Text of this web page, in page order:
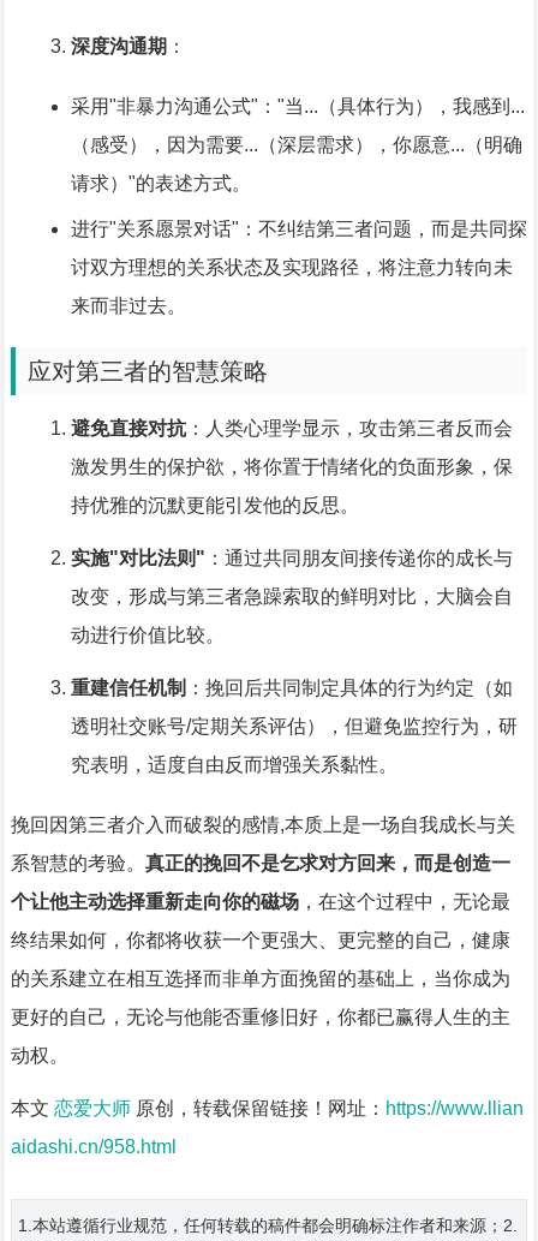
深度沟通期 ：
采用"非暴力沟通公式"："当...（具体行为），我感到...
（感受），因为需要...（深层需求），你愿意...（明确
请求）"的表述方式。
进行"关系愿景对话"：不纠结第三者问题，而是共同探
讨双方理想的关系状态及实现路径，将注意力转向未
来而非过去。
应对第三者的智慧策略
避免直接对抗：人类心理学显示，攻击第三者反而会
激发男生的保护欲，将你置于情绪化的负面形象，保
持优雅的沉默更能引发他的反思。
实施"对比法则" ：通过共同朋友间接传递你的成长与
改变，形成与第三者急躁索取的鲜明对比，大脑会自
动进行价值比较。
重建信任机制 ：挽回后共同制定具体的行为约定（如
透明社交账号/定期关系评估），但避免监控行为，研
究表明，适度自由反而增强关系黏性。
挽回因第三者介入而破裂的感情,本质上是一场自我成长与关
系智慧的考验。 真正的挽回不是乞求对方回来，而是创造一
个让他主动选择重新走向你的磁场，在这个过程中，无论最
终结果如何，你都将收获一个更强大、更完整的自己，健康
的关系建立在相互选择而非单方面挽留的基础上，当你成为
更好的自己，无论与他能否重修旧好，你都已赢得人生的主
动权。
本文 恋爱大师原创，转载保留链接！网址： https://www.llian
aidashi.cn/958.html
1.本站遵循行业规范，任何转载的稿件都会明确标注作者和来源；2.